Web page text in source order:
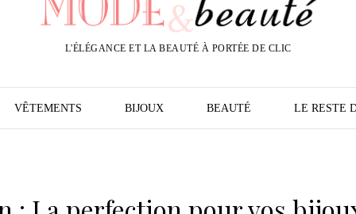
L'ÉLÉGANCE ET LA BEAUTÉ À PORTÉE DE CLIC
VÊTEMENTS BIJOUX BEAUTÉ LE RESTE